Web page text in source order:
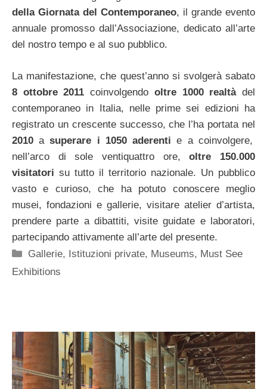
della Giornata del Contemporaneo, il grande evento
annuale promosso dall’Associazione, dedicato all’arte
del nostro tempo e al suo pubblico.
La manifestazione, che quest’anno si svolgerà sabato
8 ottobre 2011 coinvolgendo oltre 1000 realtàdel
contemporaneo in Italia, nelle prime sei edizioni ha
registrato un crescente successo, che l’ha portata nel
2010 asuperare i 1050 aderenti e a coinvolgere,
nell’arco di sole ventiquattro ore,oltre 150.000
visitatori su tutto il territorio nazionale. Un pubblico
vasto e curioso, che ha potuto conoscere meglio
musei, fondazioni e gallerie, visitare atelier d’artista,
prendere parte a dibattiti, visite guidate e laboratori,
partecipando attivamente all’arte del presente.
Categorie
Gallerie, Istituzioni private, Museums, Must See
Exhibitions